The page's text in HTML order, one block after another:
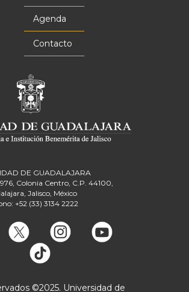
Agenda
Contacto
DE GUADALAJARA
Colonia Centro, C.P. 44100,
Jalisco, México
+52 (33) 3134 2222
©2025. Universidad de